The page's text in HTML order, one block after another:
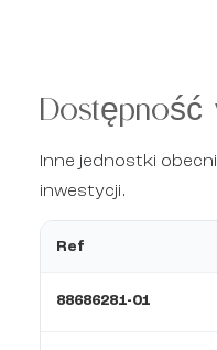
Dostępność
Inne jednostki
inwestycji.
Ref
88686281-01